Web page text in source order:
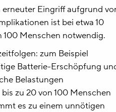
erneuter Eingriff aufgrund
ist bei etwa 10
100 Menschen notwendig.
zum Beispiel
Batterie-Erschöpfung
Belastungen
bis zu 20 von 100 Menschen
es zu einem unnötigen